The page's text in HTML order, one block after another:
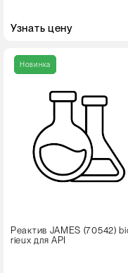
Узнать цену
Новинка
Реактив JAMES (70542)
rieux для API
во
в